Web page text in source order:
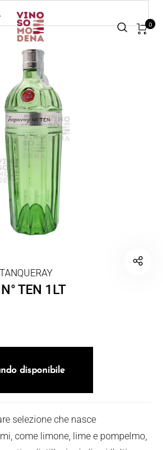
0
TEN 1LT
disponibile
selezione che nasce
come limone, lime e pompelmo,